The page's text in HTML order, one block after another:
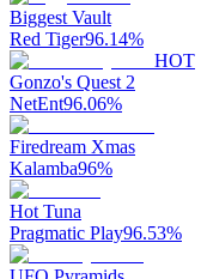
Biggest Vault
Red Tiger96.14%
HOT
Gonzo's Quest 2
NetEnt96.06%
Firedream Xmas
Kalamba96%
Hot Tuna
Pragmatic Play96.53%